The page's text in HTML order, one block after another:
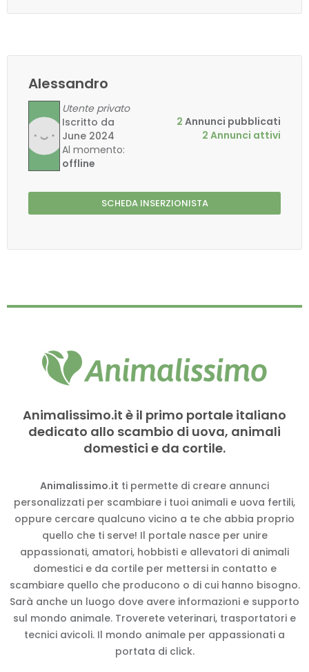
Alessandro
Utente privato
Iscritto da
June 2024
Al momento:
offline
2 Annunci pubblicati
2 Annunci attivi
SCHEDA INSERZIONISTA
Animalissimo.it è il primo portale italiano
dedicato allo scambio di uova, animali
domestici e da cortile.
Animalissimo.it ti permette di creare annunci
personalizzati per scambiare i tuoi animali e uova fertili,
oppure cercare qualcuno vicino a te che abbia proprio
quello che ti serve! Il portale nasce per unire
appassionati, amatori, hobbisti e allevatori di animali
domestici e da cortile per mettersi in contatto e
scambiare quello che producono o di cui hanno bisogno.
Sarà anche un luogo dove avere informazioni e supporto
sul mondo animale. Troverete veterinari, trasportatori e
tecnici avicoli. Il mondo animale per appassionati a
portata di click.